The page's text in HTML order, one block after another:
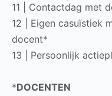
11 | Contactdag met
12 | Eigen casuïstiek
docent*
13 | Persoonlijk
*DOCENTEN